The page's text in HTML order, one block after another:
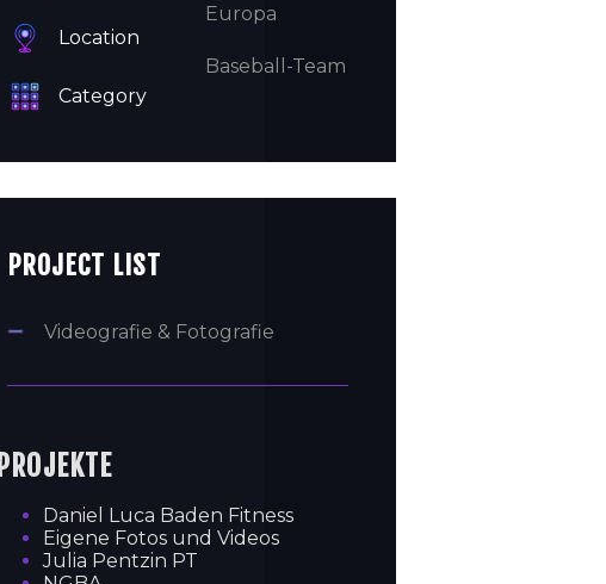
Location
Category
Europa
Baseball-Team
PROJECT LIST
Videografie & Fotografie
PROJEKTE
Daniel Luca Baden Fitness
Eigene Fotos und Videos
Julia Pentzin PT